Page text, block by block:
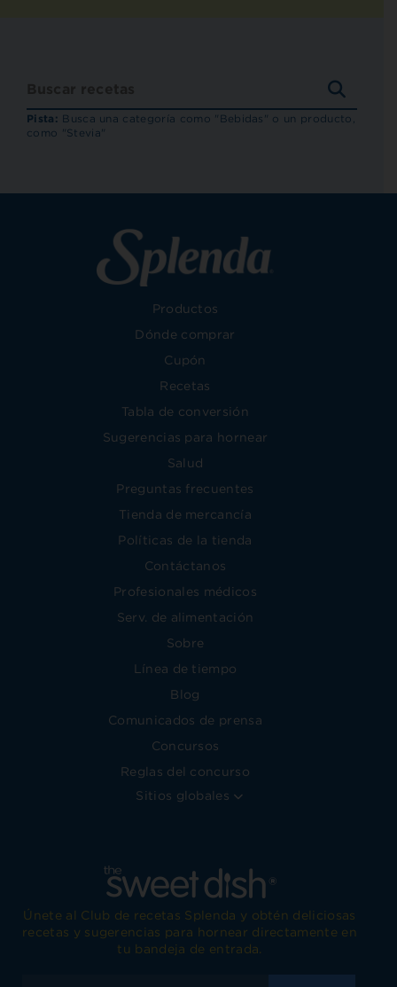
Pista: Busca una categoría como "Bebidas" o un producto,
como "Stevia"
Productos
Dónde comprar
Cupón
Recetas
Tabla de conversión
Sugerencias para hornear
Salud
Preguntas frecuentes
Tienda de mercancía
Políticas de la tienda
Contáctanos
Profesionales médicos
Serv. de alimentación
Sobre
Línea de tiempo
Blog
Comunicados de prensa
Concursos
Reglas del concurso
Sitios globales
Únete al Club de recetas Splenda y obtén deliciosas
recetas y sugerencias para hornear directamente en
tu bandeja de entrada.